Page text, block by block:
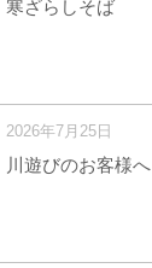
寒ざらしそば
2026年7月25日
川遊びのお客様へ